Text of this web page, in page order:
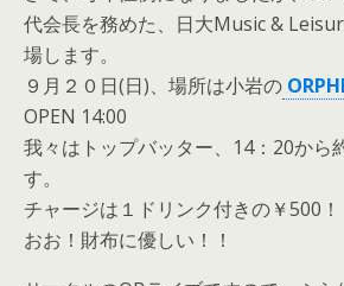
代会長を務めた、日大Music &
場します。
９月２０日(日)、場所は小岩の
OPEN 14:00
我々はトップバッター、14：20から
す。
チャージは１ドリンク付きの￥500！
おお！財布に優しい！！